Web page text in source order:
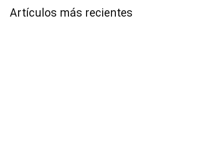
Artículos más recientes